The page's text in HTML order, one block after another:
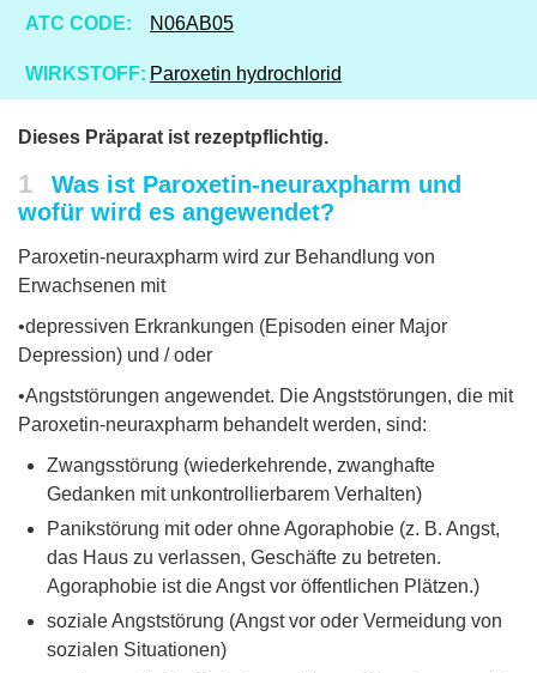
ATC CODE: N06AB05
WIRKSTOFF: Paroxetin hydrochlorid
Dieses Präparat ist rezeptpflichtig.
1
Was ist Paroxetin-neuraxpharm und
wofür wird es angewendet?
Paroxetin-neuraxpharm wird zur Behandlung von
Erwachsenen mit
•depressiven Erkrankungen (Episoden einer Major
Depression) und / oder
•Angststörungen angewendet. Die Angststörungen, die mit
Paroxetin-neuraxpharm behandelt werden, sind:
Zwangsstörung (wiederkehrende, zwanghafte
Gedanken mit unkontrollierbarem Verhalten)
Panikstörung mit oder ohne Agoraphobie (z. B. Angst,
das Haus zu verlassen, Geschäfte zu betreten.
Agoraphobie ist die Angst vor öffentlichen Plätzen.)
soziale Angststörung (Angst vor oder Vermeidung von
sozialen Situationen)